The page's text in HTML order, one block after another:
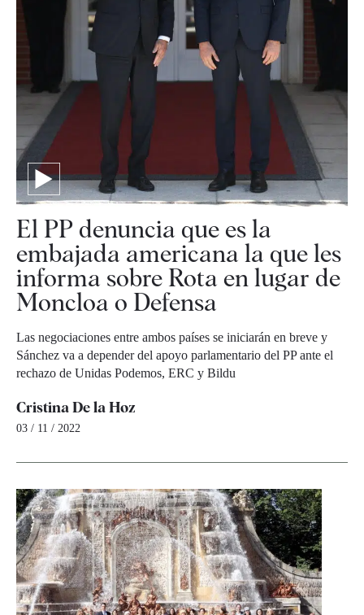
El PP denuncia que es la
embajada americana la que les
informa sobre Rota en lugar de
Moncloa o Defensa
Las negociaciones entre ambos países se iniciarán en breve y
Sánchez va a depender del apoyo parlamentario del PP ante el
rechazo de Unidas Podemos, ERC y Bildu
Cristina De la Hoz
03 / 11 / 2022